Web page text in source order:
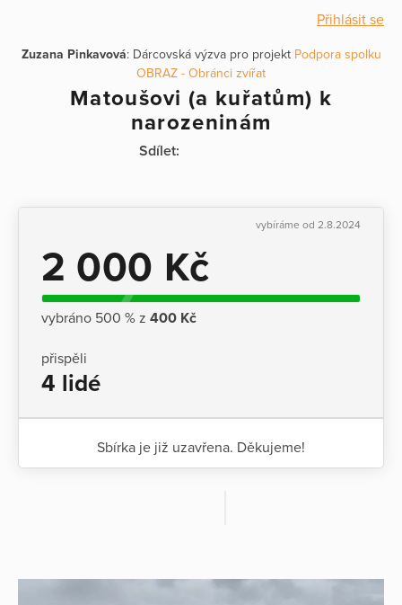
Přihlásit se
Zuzana Pinkavová: Dárcovská výzva pro projekt Podpora spolku
OBRAZ - Obránci zvířat
Matoušovi (a kuřatům) k
narozeninám
Sdílet:
vybíráme od 2.8.2024
2 000 Kč
vybráno 500 % z 400 Kč
přispěli
4 lidé
Sbírka je již uzavřena. Děkujeme!